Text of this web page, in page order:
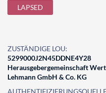
LAPSED
ZUSTÄNDIGE LOU:
5299000J2N45DDNE4Y28
Herausgebergemeinschaft
Lehmann GmbH & Co. KG